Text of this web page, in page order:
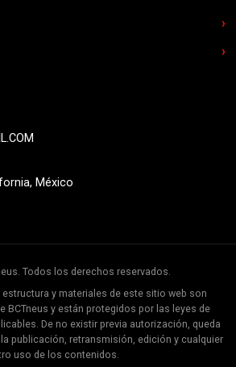
México
Todos los derechos reservados.
y materiales de este sitio web son
BCTneus y están protegidos por las leyes de
De no existir previa autorización, queda
publicación, retransmisión, edición y cualquier
uso de los contenidos.